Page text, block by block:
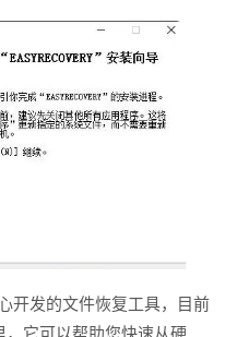
开发的文件恢复工具，目前